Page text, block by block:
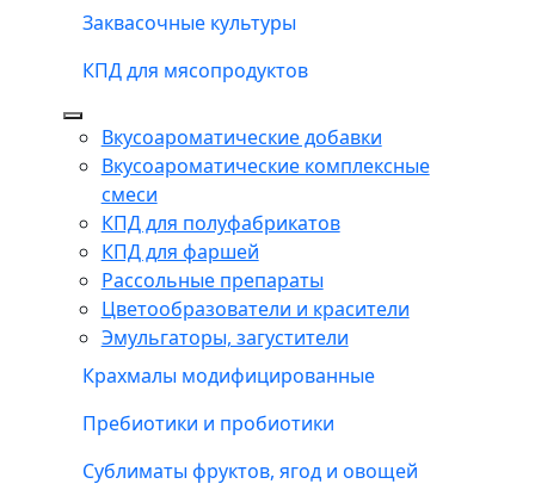
Заквасочные культуры
КПД для мясопродуктов
Вкусоароматические добавки
Вкусоароматические комплексные
смеси
КПД для полуфабрикатов
КПД для фаршей
Рассольные препараты
Цветообразователи и красители
Эмульгаторы, загустители
Крахмалы модифицированные
Пребиотики и пробиотики
Сублиматы фруктов, ягод и овощей